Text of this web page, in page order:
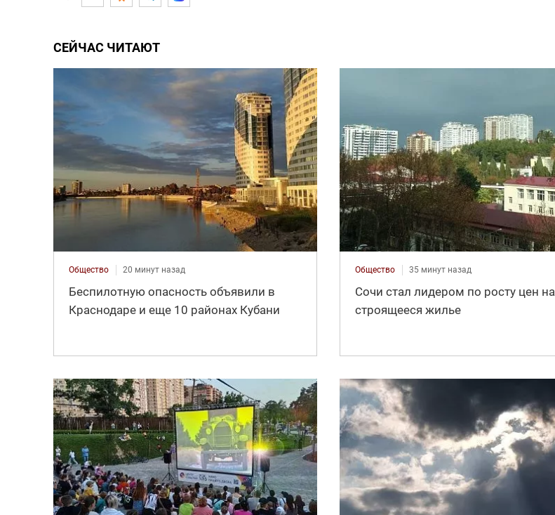
СЕЙЧАС ЧИТАЮТ
Общество 20 минут назад
Беспилотную опасность объявили в
Краснодаре и еще 10 районах Кубани
Общество 35 минут назад
Сочи стал лидером по росту цен на
строящееся жилье